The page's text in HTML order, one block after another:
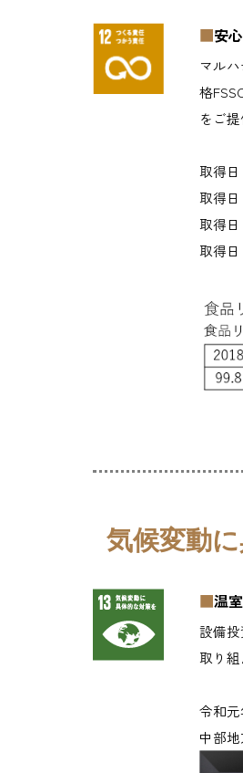
■安
マル
格
をご提
取得
取得
取得
取得
気候変動
■温
設備
取り組
令和
中部